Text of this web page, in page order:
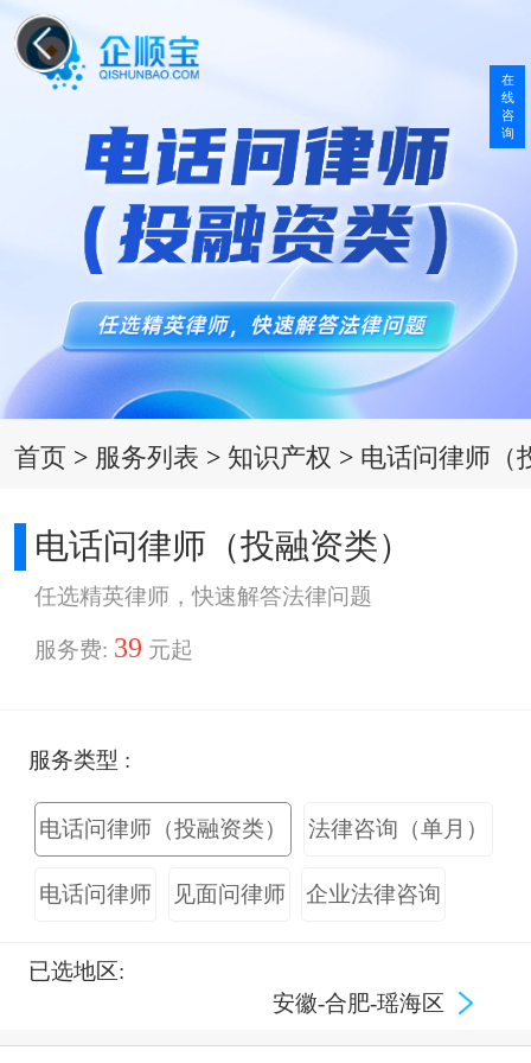
首页 > 服务列表 > 知识产权 > 电话问律师（
电话问律师（投融资类）
任选精英律师，快速解答法律问题
服务费: 39 元起
服务类型 :
电话问律师（投融资类） 法律咨询（单月）
电话问律师 见面问律师 企业法律咨询
已选地区:
安徽-合肥-瑶海区
在
线
咨
询